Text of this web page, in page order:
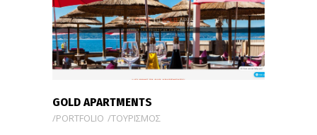
GOLD APARTMENTS
PORTFOLIO ΤΟΥΡΙΣΜΟΣ